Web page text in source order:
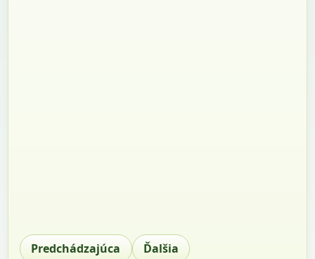
Predchádzajúca Ďalšia